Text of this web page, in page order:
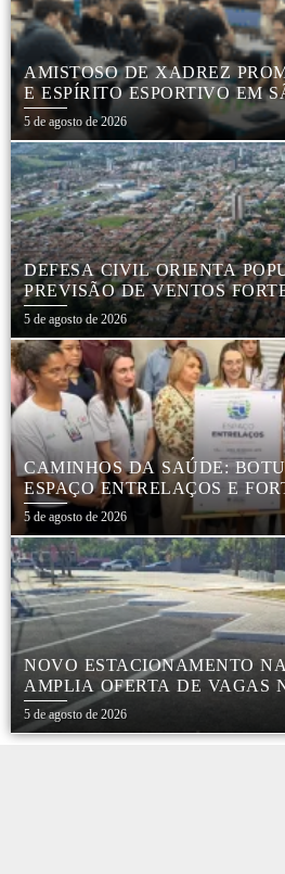
AMISTOSO DE XADREZ
E ESPÍRITO ESPORTIVO EM
5 de agosto de 2026
DEFESA CIVIL ORIENTA
PREVISÃO DE VENTOS
E 9 DE AGOSTO
5 de agosto de 2026
CAMINHOS DA SAÚDE:
ESPAÇO ENTRELAÇOS E
CUIDADO ESPECIALIZADO
FAMÍLIAS
5 de agosto de 2026
NOVO ESTACIONAMENTO
AMPLIA OFERTA DE VAGAS
CENTRAL
5 de agosto de 2026